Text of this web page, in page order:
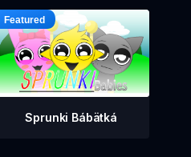
Sprunki Bábätká